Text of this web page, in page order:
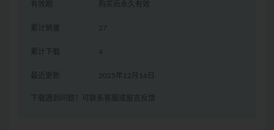
有效期 购买后永久有效
累计销量 27
累计下载 4
最近更新 2025年12月16日
下载遇到问题？可联系客服或留言反馈